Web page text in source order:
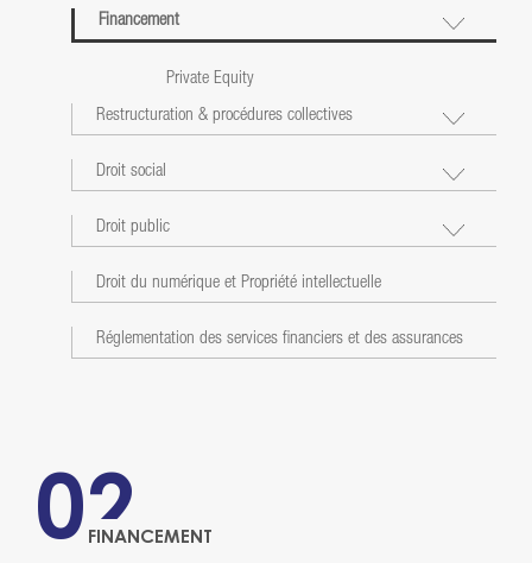
Financement
Private Equity
Restructuration & procédures collectives
Droit social
Droit public
Droit du numérique et Propriété intellectuelle
Réglementation des services financiers et des assurances
FINANCEMENT
02